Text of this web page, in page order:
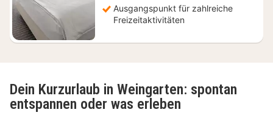
Ausgangspunkt für zahlreiche
Freizeitaktivitäten
Dein Kurzurlaub in Weingarten: spontan
entspannen oder was erleben